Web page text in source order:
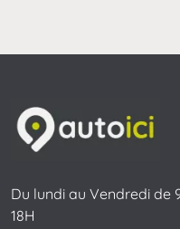
Du lundi au Vendredi de
18H